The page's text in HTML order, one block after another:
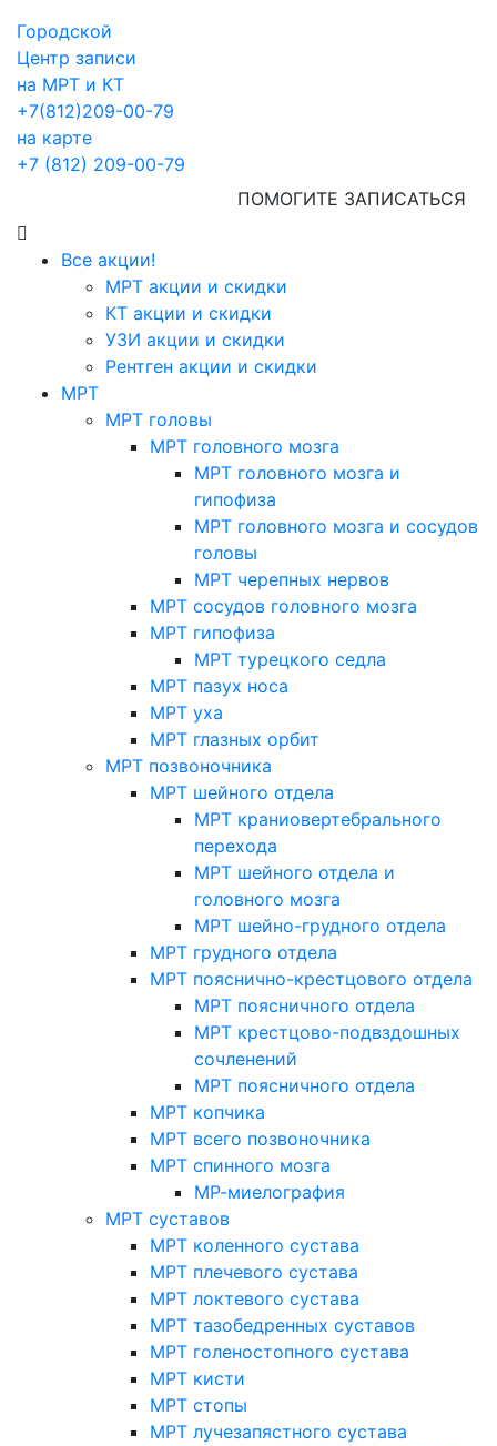
Городской
Центр записи
на МРТ и КТ
+7(812)209-00-79
на карте
+7 (812) 209-00-79
ПОМОГИТЕ ЗАПИСАТЬСЯ
Все акции!
МРТ акции и скидки
КТ акции и скидки
УЗИ акции и скидки
Рентген акции и скидки
МРТ
МРТ головы
МРТ головного мозга
МРТ головного мозга и
гипофиза
МРТ головного мозга и сосудов
головы
МРТ черепных нервов
МРТ сосудов головного мозга
МРТ гипофиза
МРТ турецкого седла
МРТ пазух носа
МРТ уха
МРТ глазных орбит
МРТ позвоночника
МРТ шейного отдела
МРТ краниовертебрального
перехода
МРТ шейного отдела и
головного мозга
МРТ шейно-грудного отдела
МРТ грудного отдела
МРТ пояснично-крестцового отдела
МРТ поясничного отдела
МРТ крестцово-подвздошных
сочленений
МРТ поясничного отдела
МРТ копчика
МРТ всего позвоночника
МРТ спинного мозга
МР-миелография
МРТ суставов
МРТ коленного сустава
МРТ плечевого сустава
МРТ локтевого сустава
МРТ тазобедренных суставов
МРТ голеностопного сустава
МРТ кисти
МРТ стопы
МРТ лучезапястного сустава